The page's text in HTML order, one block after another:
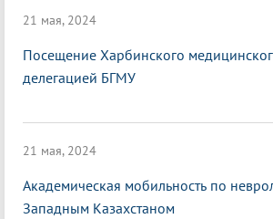
21 мая, 2024
Посещение Харбинского
делегацией БГМУ
21 мая, 2024
Академическая мобильность по
Западным Казахстаном